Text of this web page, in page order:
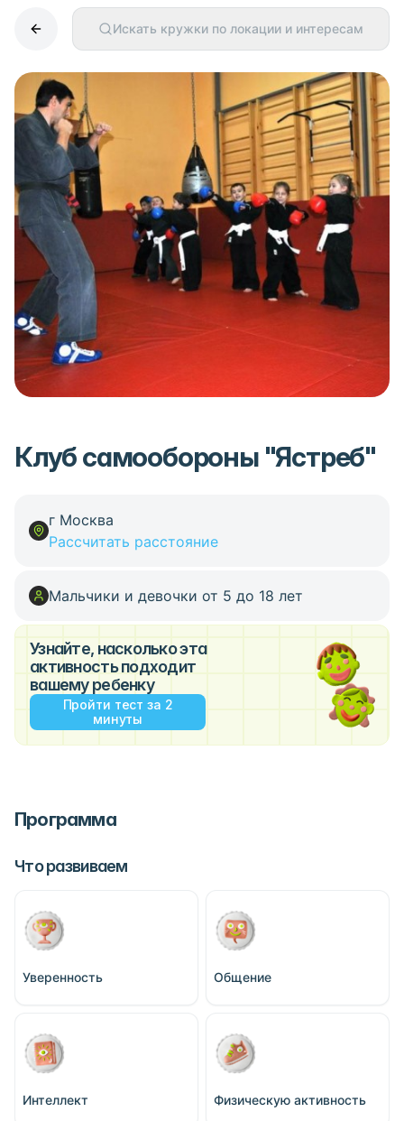
Искать кружки по локации и интересам
Клуб самообороны "Ястреб"
г Москва
Рассчитать расстояние
Мальчики и девочки от 5 до 18 лет
Узнайте, насколько эта
активность подходит
вашему ребенку
Пройти тест за 2
минуты
Программа
Что развиваем
Уверенность Общение
Интеллект Физическую активность